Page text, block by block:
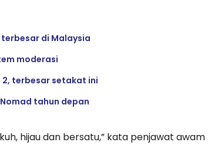
di Malaysia
moderasi
2, terbesar setakat ini
tahun depan
hijau dan bersatu,” kata penjawat awam